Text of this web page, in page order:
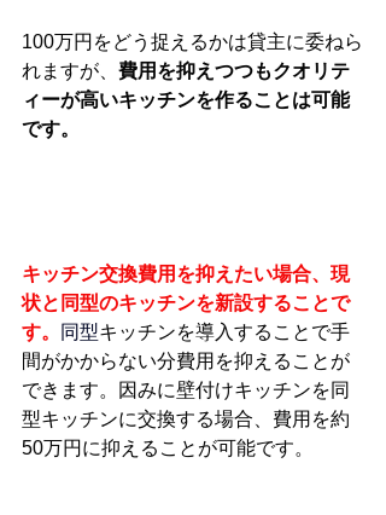
100万円をどう捉えるかは貸主に委ねら
れますが、 費用を抑えつつもクオリテ
ィーが高いキッチンを作ることは可能
です。
キッチン交換費用を抑えたい場合、現
状と同型のキッチンを新設することで
す。
同型キッチンを導入することで手
間がかからない分費用を抑えることが
できます。因みに壁付けキッチンを同
型キッチンに交換する場合、費用を約
50万円に抑えることが可能です。